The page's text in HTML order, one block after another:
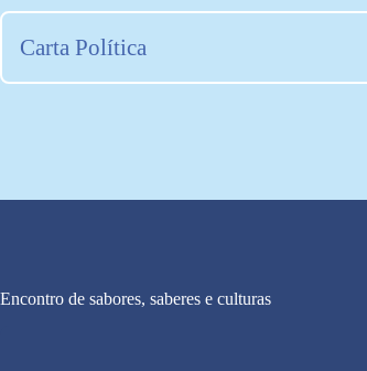
Carta Política
Encontro de sabores, saberes e culturas